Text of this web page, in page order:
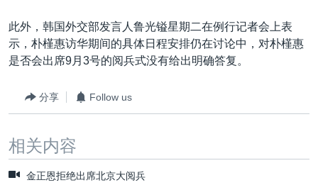
此外，韩国外交部发言人鲁光镒星期二在例行记者会上表
示，朴槿惠访华期间的具体日程安排仍在讨论中，对朴槿惠
是否会出席9月3号的阅兵式没有给出明确答复。
分享 Follow us
相关内容
金正恩拒绝出席北京大阅兵